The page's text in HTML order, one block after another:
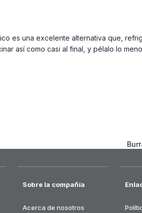
es una excelente alternativa que,
así como casi al final, y pélalo lo
Sobre la compañía
Acerca de nosotros